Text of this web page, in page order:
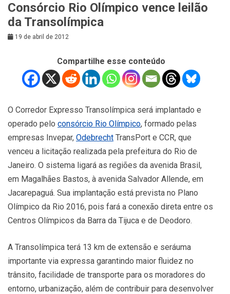
Consórcio Rio Olímpico vence leilão
da Transolímpica
19 de abril de 2012
Compartilhe esse conteúdo
O Corredor Expresso Transolímpica será implantado e
operado pelo consórcio Rio Olímpico, formado pelas
empresas Invepar, Odebrecht TransPort e CCR, que
venceu a licitação realizada pela prefeitura do Rio de
Janeiro. O sistema ligará as regiões da avenida Brasil,
em Magalhães Bastos, à avenida Salvador Allende, em
Jacarepaguá. Sua implantação está prevista no Plano
Olímpico da Rio 2016, pois fará a conexão direta entre os
Centros Olímpicos da Barra da Tijuca e de Deodoro.
A Transolímpica terá 13 km de extensão e seráuma
importante via expressa garantindo maior fluidez no
trânsito, facilidade de transporte para os moradores do
entorno, urbanização, além de contribuir para desenvolver